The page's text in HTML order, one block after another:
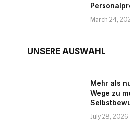
March 24,
UNSERE AUSWAHL
Mehr als
Wege zu
July 28, 2026